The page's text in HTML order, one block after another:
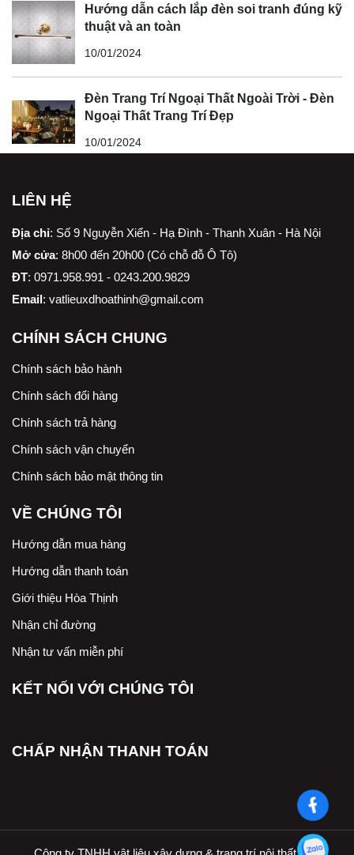
Hướng dẫn cách lắp đèn soi tranh đúng kỹ
thuật và an toàn
10/01/2024
Đèn Trang Trí Ngoại Thất Ngoài Trời - Đèn
Ngoại Thất Trang Trí Đẹp
10/01/2024
LIÊN HỆ
Địa chỉ: Số 9 Nguyễn Xiển - Hạ Đình - Thanh Xuân - Hà Nội
Mở cửa: 8h00 đến 20h00 (Có chỗ đỗ Ô Tô)
ĐT: 0971.958.991 - 0243.200.9829
Email: vatlieuxdhoathinh@gmail.com
CHÍNH SÁCH CHUNG
Chính sách bảo hành
Chính sách đổi hàng
Chính sách trả hàng
Chính sách vận chuyển
Chính sách bảo mật thông tin
VỀ CHÚNG TÔI
Hướng dẫn mua hàng
Hướng dẫn thanh toán
Giới thiệu Hòa Thịnh
Nhận chỉ đường
Nhận tư vấn miễn phí
KẾT NỐI VỚI CHÚNG TÔI
CHẤP NHẬN THANH TOÁN